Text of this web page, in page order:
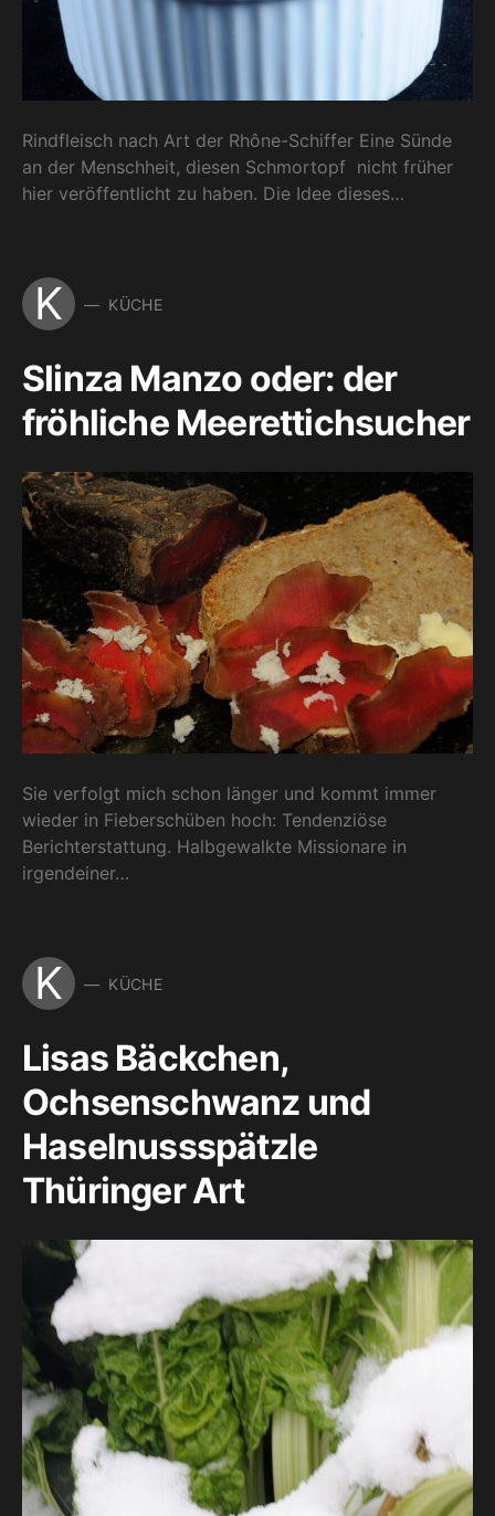
Rindfleisch nach Art der Rhône-Schiffer Eine Sünde
an der Menschheit, diesen Schmortopf nicht früher
hier veröffentlicht zu haben. Die Idee dieses…
K KÜCHE
Slinza Manzo oder: der
fröhliche Meerettichsucher
Sie verfolgt mich schon länger und kommt immer
wieder in Fieberschüben hoch: Tendenziöse
Berichterstattung. Halbgewalkte Missionare in
irgendeiner…
K KÜCHE
Lisas Bäckchen,
Ochsenschwanz und
Haselnussspätzle
Thüringer Art